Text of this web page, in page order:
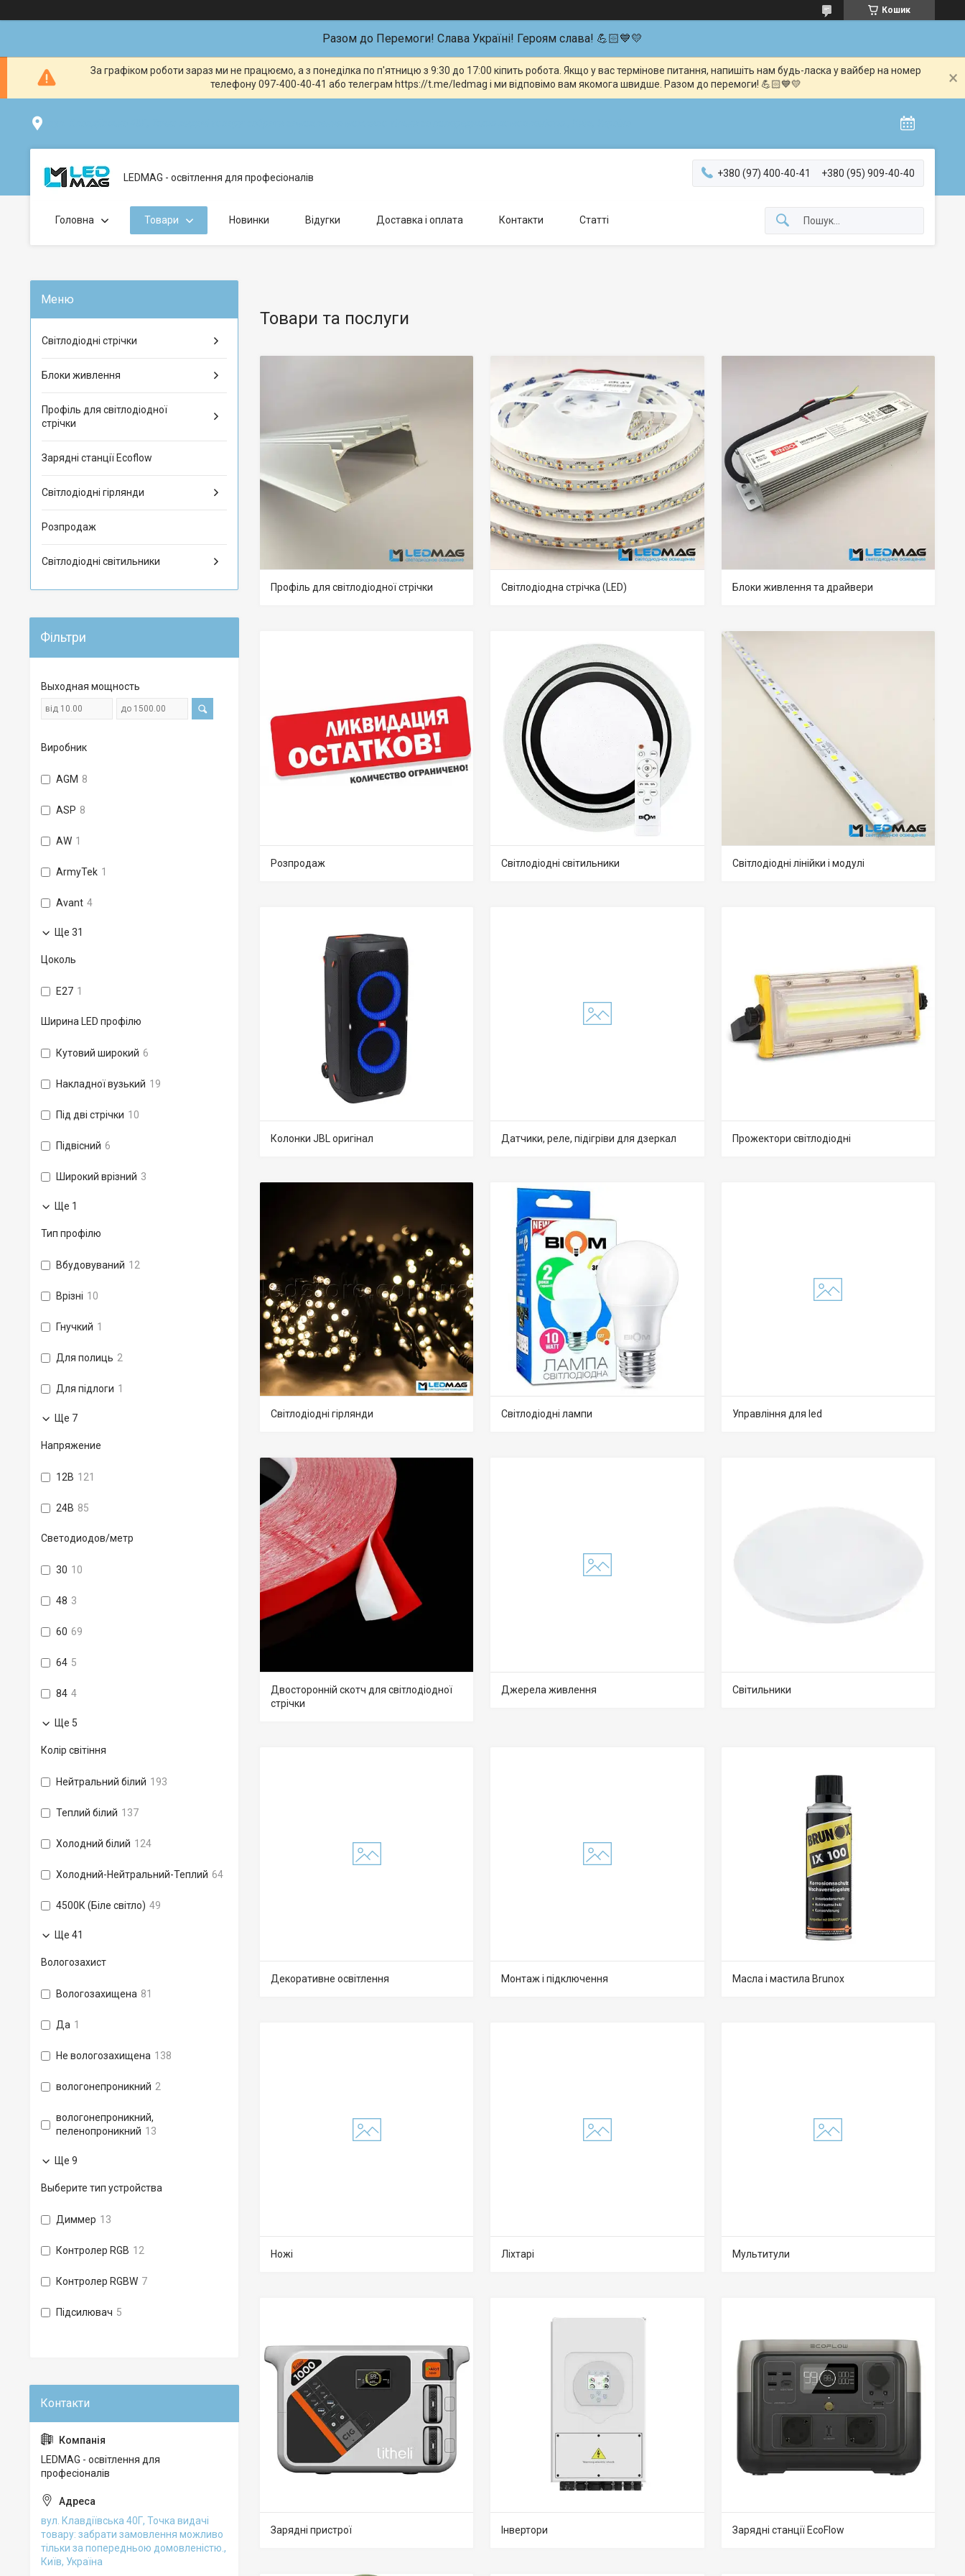
Кошик
Разом до Перемоги! Слава Україні! Героям слава! 💪🏻💙💛
За графіком роботи зараз ми не працюємо, а з понеділка по п'ятницю з 9:30 до 17:00 кіпить робота. Якщо у вас термінове питання, напишіть нам будь-ласка у вайбер на номер
телефону 097-400-40-41 або телеграм https://t.me/ledmag і ми відповімо вам якомога швидше. Разом до перемоги! 💪🏻💙💛
LEDMAG - освітлення для професіоналів +380 (97) 400-40-41 +380 (95) 909-40-40
Головна Товари Новинки Відугки Доставка і оплата Контакти Статті
Товари та послуги
Профіль для світлодіодної стрічки Світлодіодна стрічка (LED) Блоки живлення та драйвери
Розпродаж Світлодіодні світильники Світлодіодні лінійки і модулі
Колонки JBL оригінал Датчики, реле, підігріви для дзеркал Прожектори світлодіодні
Світлодіодні гірлянди Світлодіодні лампи Управління для led
Двосторонній скотч для світлодіодної
стрічки
Джерела живлення Світильники
Декоративне освітлення Монтаж і підключення Масла і мастила Brunox
Ножі Ліхтарі Мультитули
Зарядні пристрої Інвертори Зарядні станції EcoFlow
Світлодіодні стрічки
Блоки живлення
Профіль для світлодіодної
стрічки
Зарядні станції Ecoflow
Світлодіодні гірлянди
Розпродаж
Світлодіодні світильники
Фільтри
Выходная мощность
Виробник
AGM 8
ASP 8
AW 1
ArmyTek 1
Avant 4
Ще 31
Цоколь
E27 1
Ширина LED профілю
Кутовий широкий 6
Накладної вузький 19
Під дві стрічки 10
Підвісний 6
Широкий врізний 3
Ще 1
Тип профілю
Вбудовуваний 12
Врізні 10
Гнучкий 1
Для полиць 2
Для підлоги 1
Ще 7
Напряжение
12В 121
24В 85
Светодиодов/метр
30 10
48 3
60 69
64 5
84 4
Ще 5
Колір світіння
Нейтральний білий 193
Теплий білий 137
Холодний білий 124
Холодний-Нейтральний-Теплий 64
4500К (Біле світло) 49
Ще 41
Вологозахист
Вологозахищена 81
Да 1
Не вологозахищена 138
вологонепроникний 2
вологонепроникний,
пеленопроникний 13
Ще 9
Выберите тип устройства
Диммер 13
Контролер RGB 12
Контролер RGBW 7
Підсилювач 5
LEDMAG - освітлення для
професіоналів
вул. Клавдіївська 40Г, Точка видачі
товару: забрати замовлення можливо
тільки за попередньою домовленістю.,
Київ, Україна